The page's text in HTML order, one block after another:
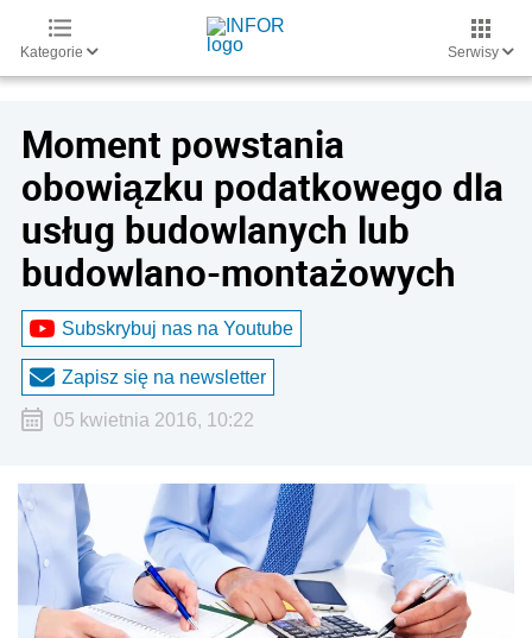
Kategorie Serwisy
Moment powstania
obowiązku podatkowego dla
usług budowlanych lub
budowlano-montażowych
Subskrybuj nas na Youtube
Zapisz się na newsletter
05 kwietnia 2016, 10:22